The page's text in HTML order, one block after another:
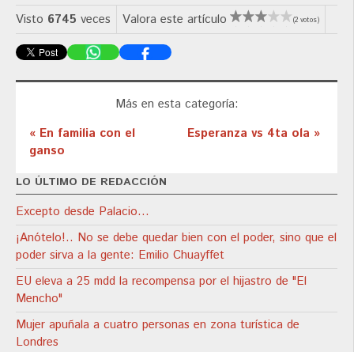
Visto 6745 veces Valora este artículo (2 votos)
Más en esta categoría:
« En familia con el
ganso
Esperanza vs 4ta ola »
LO ÚLTIMO DE REDACCIÓN
Excepto desde Palacio…
¡Anótelo!.. No se debe quedar bien con el poder, sino que el
poder sirva a la gente: Emilio Chuayffet
EU eleva a 25 mdd la recompensa por el hijastro de "El
Mencho"
Mujer apuñala a cuatro personas en zona turística de
Londres